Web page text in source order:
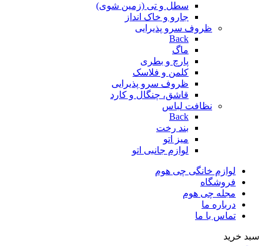
سطل و تی (زمین شوی)
جارو و خاک انداز
ظروف سرو پذیرایی
Back
ماگ
پارچ و بطری
کلمن و فلاسک
ظروف سرو پذیرایی
قاشق، چنگال و کارد
نظافت لباس
Back
بند رخت
میز اتو
لوازم جانبی اتو
لوازم خانگی چی هوم
فروشگاه
مجله چی هوم
درباره ما
تماس با ما
سبد خرید